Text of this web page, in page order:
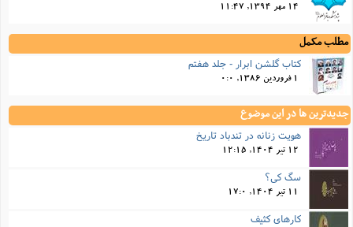
14 مهر 1394, 11:47
مطلب مکمل
کتاب گلشن ابرار - جلد هفتم
جدیدترین ها در این موضوع
هویت زنانه در تندباد تاریخ
12 تیر 1404, 12:15
سگ کی؟
11 تیر 1404, 17:0
کارهای کثیف